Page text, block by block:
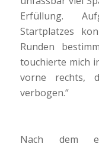
Erfüllung.
Startplatzes
Runden
touchierte mich
vorne rechts,
verbogen.“
Nach dem